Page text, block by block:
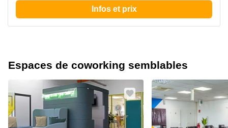
Infos et prix
Espaces de coworking semblables